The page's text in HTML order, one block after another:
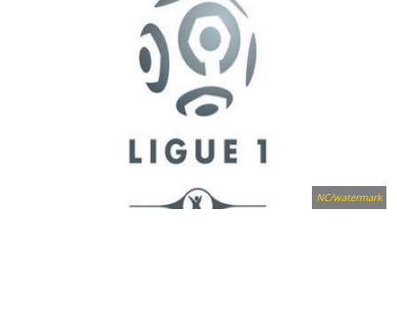
NC/watermark